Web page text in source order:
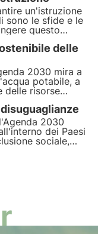
un'istruzione
sono le sfide e le
questo
promuove
deglidelle
2030 mira a
potabile, a
delle risorse
gli
2030
dei Paesi
sociale,
principali cause